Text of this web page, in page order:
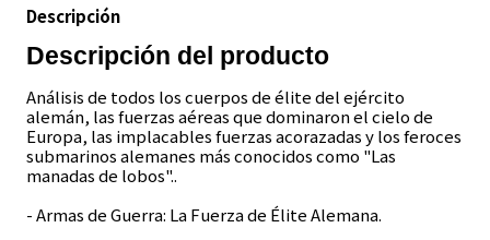
Descripción
Descripción del producto
Análisis de todos los cuerpos de élite del ejército
alemán, las fuerzas aéreas que dominaron el cielo de
Europa, las implacables fuerzas acorazadas y los feroces
submarinos alemanes más conocidos como "Las
manadas de lobos"..
- Armas de Guerra: La Fuerza de Élite Alemana.